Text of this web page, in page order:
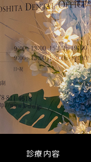
診療内容